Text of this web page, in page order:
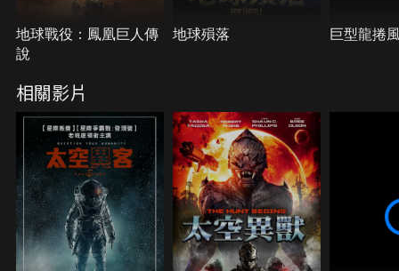
地球戰役：鳳凰巨人傳
說
地球殞落 巨型龍捲
相關影片